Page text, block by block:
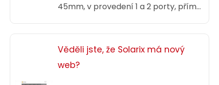
45mm, v provedení 1 a 2 porty, přímé
i úhlové.
Věděli jste, že Solarix má nový
web?